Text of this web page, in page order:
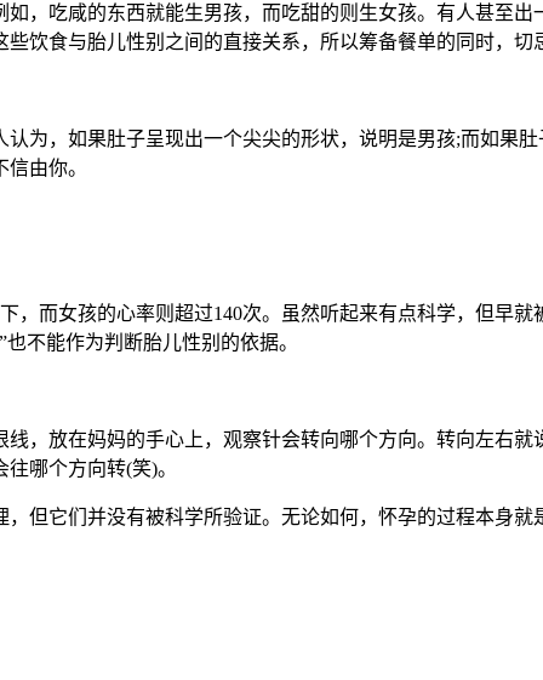
吃咸的东西就能生男孩，而吃甜的则生女孩。有人甚至出
饮食与胎儿性别之间的直接关系，所以筹备餐单的同时，
，如果肚子呈现出一个尖尖的形状，说明是男孩;而如果肚
由你。
女孩的心率则超过140次。虽然听起来有点科学，但早就
不能作为判断胎儿性别的依据。
放在妈妈的手心上，观察针会转向哪个方向。转向左右就
哪个方向转(笑)。
它们并没有被科学所验证。无论如何，怀孕的过程本身就